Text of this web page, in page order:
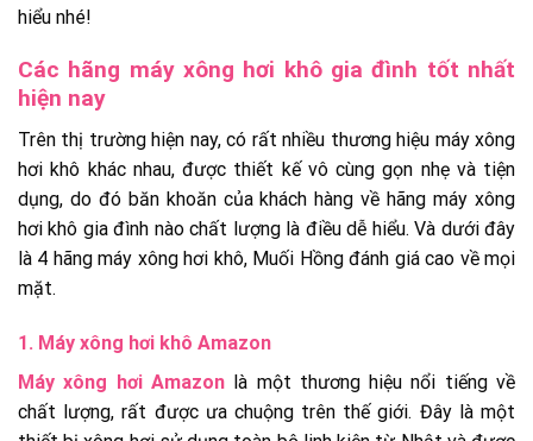
hiểu nhé!
Các hãng máy xông hơi khô gia đình tốt nhất
hiện nay
Trên thị trường hiện nay, có rất nhiều thương hiệu máy xông
hơi khô khác nhau, được thiết kế vô cùng gọn nhẹ và tiện
dụng, do đó băn khoăn của khách hàng về hãng máy xông
hơi khô gia đình nào chất lượng là điều dễ hiểu. Và dưới đây
là 4 hãng máy xông hơi khô, Muối Hồng đánh giá cao về mọi
mặt.
1. Máy xông hơi khô Amazon
Máy xông hơi Amazonlà một thương hiệu nổi tiếng về
chất lượng, rất được ưa chuộng trên thế giới. Đây là một